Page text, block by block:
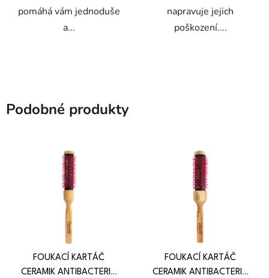
pomáhá vám jednoduše
a...
napravuje jejich
poškození....
Podobné produkty
FOUKACÍ KARTÁČ
CERAMIK ANTIBACTERIC
FOUKACÍ KARTÁČ
CERAMIK ANTIBACTERIC